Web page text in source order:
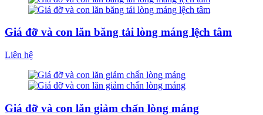
Giá đỡ và con lăn băng tải lòng máng lệch tâm
Liên hệ
Giá đỡ và con lăn giảm chấn lòng máng